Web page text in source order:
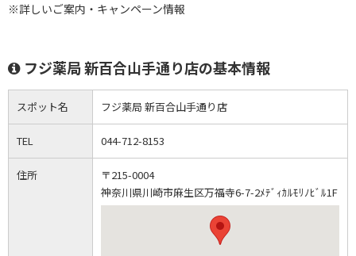
※詳しいご案内・キャンペーン情報
フジ薬局 新百合山手通り店の基本情報
スポット名 フジ薬局 新百合山手通り店
TEL 044-712-8153
住所
〒215-0004
神奈川県川崎市麻生区万福寺6-7-2ﾒﾃﾞｨｶﾙﾓﾘﾉﾋﾞﾙ1F